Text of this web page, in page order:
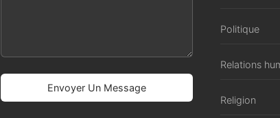
Politique
Relations
Religion